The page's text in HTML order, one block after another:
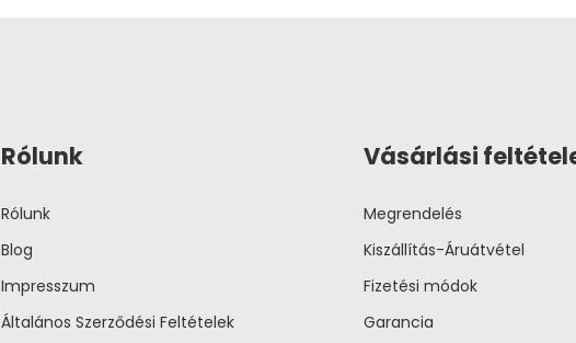
Rólunk
Rólunk
Blog
Impresszum
Általános Szerződési Feltételek
Vásárlási
Megrendelés
Kiszállítás-Áruátvétel
Fizetési módok
Garancia